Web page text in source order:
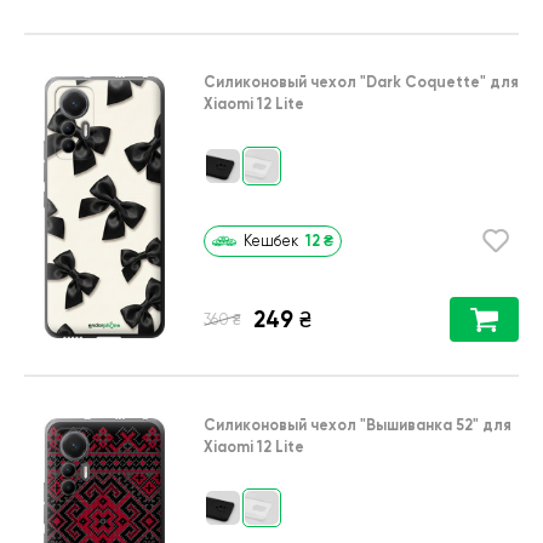
Силиконовый чехол "Dark Coquette" для
Xiaomi 12 Lite
Кешбек 12 ₴
360 ₴ 249 ₴
Силиконовый чехол "Вышиванка 52" для
Xiaomi 12 Lite